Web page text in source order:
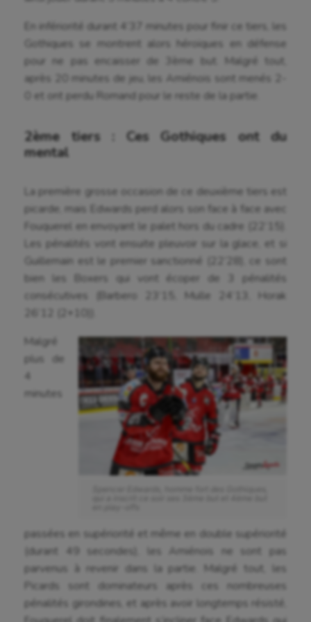
Aéronautique
Athlétisme
Balle à la main
Ballon au poing
Baseball
En infériorité durant 4’37 minutes pour finir ce tiers, les
Gothiques se montrent alors héroïques en défense
pour ne pas encaisser de 3ème but. Malgré tout,
après 20 minutes de jeu, les Amiénois sont menés 2-
0 et ont perdu Romand pour le reste de la partie.
2ème tiers : Ces Gothiques ont du
mental
La première grosse occasion de ce deuxième tiers est
picarde, mais Edwards perd alors son face à face avec
Fouquerel en envoyant le palet hors du cadre (22’15).
Les pénalités vont ensuite pleuvoir sur la glace, et si
Guillemain est le premier sanctionné (22’28), ce sont
bien les Boxers qui vont écoper de 3 pénalités
consécutives (Barbero 23’15, Mulle 24’13, Horak
26’12 (2+10)).
Malgré
plus de
4
minutes
passées en supériorité et même en double supériorité
(durant 49 secondes), les Amiénois ne sont pas
parvenus à revenir dans la partie. Malgré tout, les
Picards sont dominateurs après ces nombreuses
pénalités girondines, et après avoir longtemps résisté,